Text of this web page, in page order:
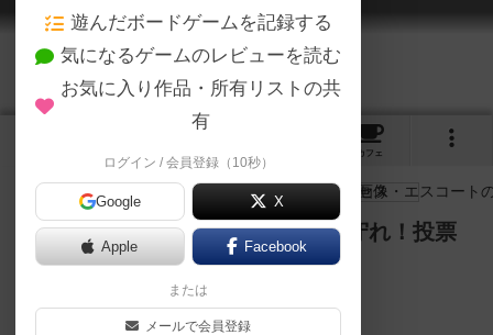
カフェ
反乱軍と様々な試練からお姫様を守れ！投票
型正体隠匿ゲーム！
ゲームマーケット大賞（優秀作品） 正体隠匿
遊んだボードゲームを記録する
気になるゲームのレビューを読む
お気に入り作品・所有リストの共
有
ログイン / 会員登録（10秒）
Google X
Apple Facebook
または
メールで会員登録